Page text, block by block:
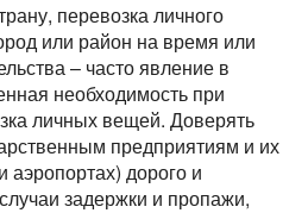
перевозка личного
или район на время или
– часто явление в
необходимость при
личных вещей. Доверять
предприятиям и их
аэропортах) дорого и
задержки и пропажи,